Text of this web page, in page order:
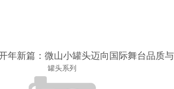
年新篇：微山小罐头迈向国际舞台品质
罐头系列